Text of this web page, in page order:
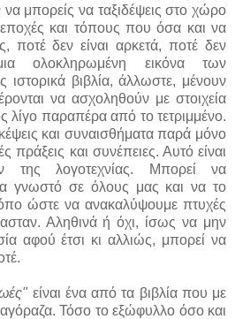
μπορείς να ταξιδέψεις στο χώρο
και τόπους που όσα και να
ποτέ δεν είναι αρκετά, ποτέ δεν
ολοκληρωμένη εικόνα των
βιβλία, άλλωστε, μένουν
να ασχοληθούν με στοιχεία
λίγο παραπέρα από το τετριμμένο.
και συναισθήματα παρά μόνο
πράξεις και συνέπειες. Αυτό είναι
της λογοτεχνίας. Μπορεί να
γνωστό σε όλους μας και να το
ώστε να ανακαλύψουμε πτυχές
Αληθινά ή όχι, ίσως να μην
αφού έτσι κι αλλιώς, μπορεί να
είναι ένα από τα βιβλία που με
Τόσο το εξώφυλλο όσο και